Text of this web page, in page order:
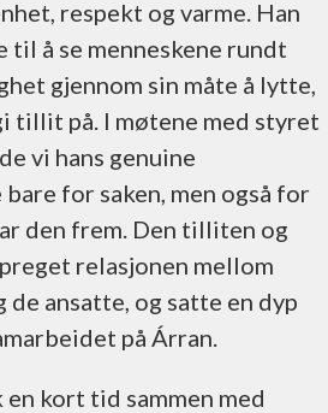
respekt og varme. Han
til å se menneskene rundt
gjennom sin måte å lytte,
tillit på. I møtene med styret
vi hans genuine
for saken, men også for
den frem. Den tilliten og
relasjonen mellom
de ansatte, og satte en dyp
på Árran.
kort tid sammen med